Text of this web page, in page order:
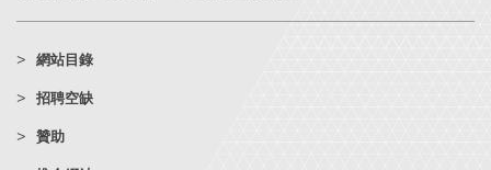
網站目錄
招聘空缺
贊助